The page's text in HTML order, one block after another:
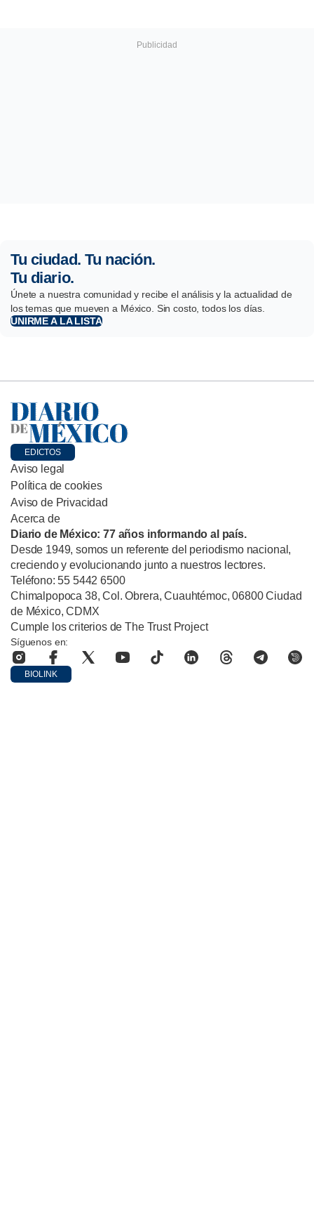
Tu ciudad. Tu nación.
Tu diario.
Únete a nuestra comunidad y recibe el análisis y la actualidad de
los temas que mueven a México. Sin costo, todos los días.
UNIRME A LA LISTA
EDICTOS
Aviso legal
Política de cookies
Aviso de Privacidad
Acerca de
Diario de México: 77 años informando al país.
Desde 1949, somos un referente del periodismo nacional,
creciendo y evolucionando junto a nuestros lectores.
Teléfono: 55 5442 6500
Chimalpopoca 38, Col. Obrera, Cuauhtémoc, 06800 Ciudad
de México, CDMX
Cumple los criterios de The Trust Project
Síguenos en:
BIOLINK